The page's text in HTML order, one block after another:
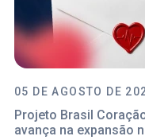
05 DE AGOSTO DE
Projeto Brasil
avança na expansão